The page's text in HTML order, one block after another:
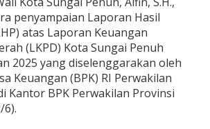
f
i
n
:
J
a
d
i
M
penyampaian Laporan Hasil
atas Laporan Keuangan
(LKPD) Kota Sungai Penuh
2025 yang diselenggarakan oleh
Keuangan (BPK) RI Perwakilan
Kantor BPK Perwakilan Provinsi
6).